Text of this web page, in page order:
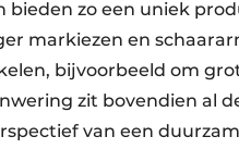
zo een uniek
markiezen en
bijvoorbeeld om
zit bovendien al
van een